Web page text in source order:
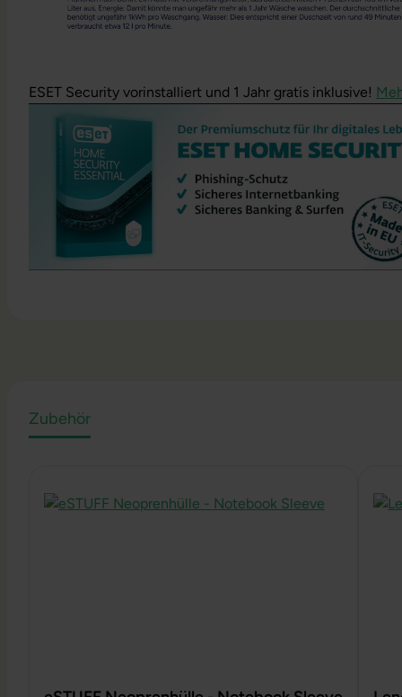
ESET Security vorinstalliert und 1 Jahr gratis inklusive!
Zubehör